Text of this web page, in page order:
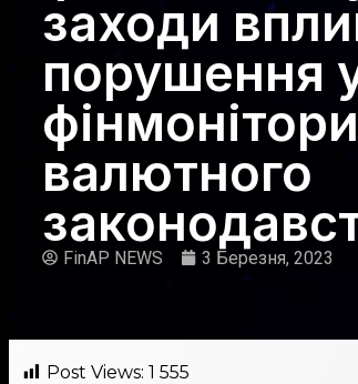
заходи
порушення
валютного
FinAP NEWS 3 Березня, 2023
Post Views: 1 555